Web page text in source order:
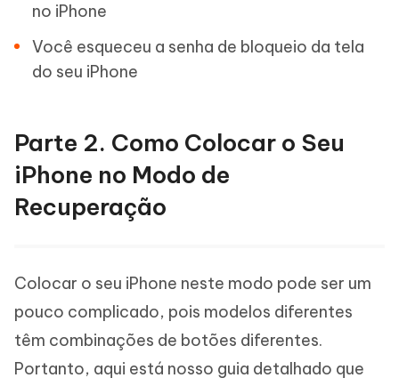
no iPhone
Você esqueceu a senha de bloqueio da tela
do seu iPhone
Parte 2. Como Colocar o Seu
iPhone no Modo de
Recuperação
Colocar o seu iPhone neste modo pode ser um
pouco complicado, pois modelos diferentes
têm combinações de botões diferentes.
Portanto, aqui está nosso guia detalhado que